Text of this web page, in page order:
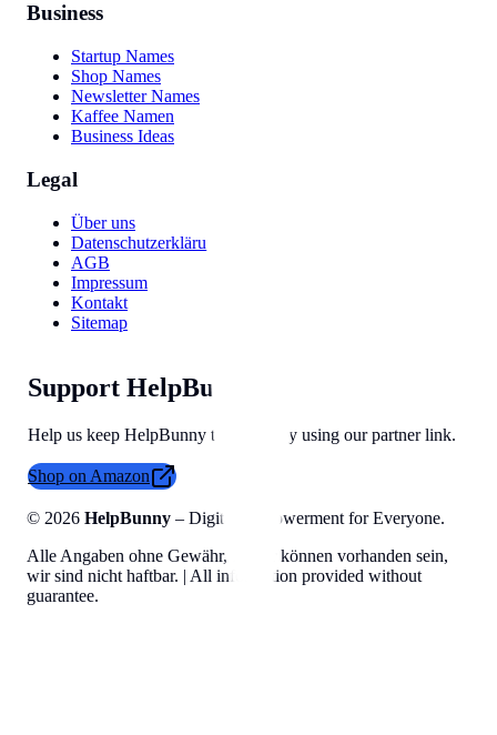
Business
Startup Names
Shop Names
Newsletter Names
Kaffee Namen
Business Ideas
Legal
Über uns
Datenschutzerklärung
AGB
Impressum
Kontakt
Sitemap
Support HelpBunny
Help us keep HelpBunny tools free by using our partner link.
Shop on Amazon
© 2026 HelpBunny – Digital Empowerment for Everyone.
Alle Angaben ohne Gewähr, Fehler können vorhanden sein,
wir sind nicht haftbar. | All information provided without
guarantee.